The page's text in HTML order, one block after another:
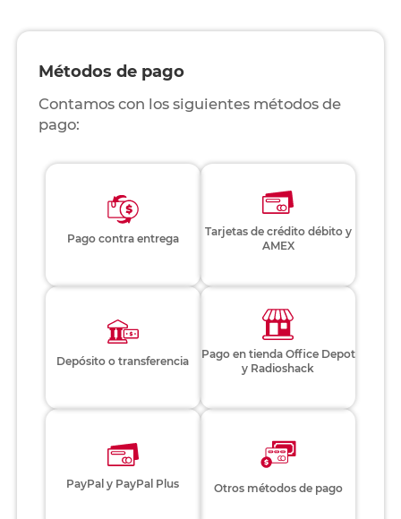
Métodos de pago
Contamos con los siguientes métodos de
pago:
Pago contra entrega
Tarjetas de crédito débito y
AMEX
Depósito o transferencia
Pago en tienda Office Depot
y Radioshack
PayPal y PayPal Plus Otros métodos de pago